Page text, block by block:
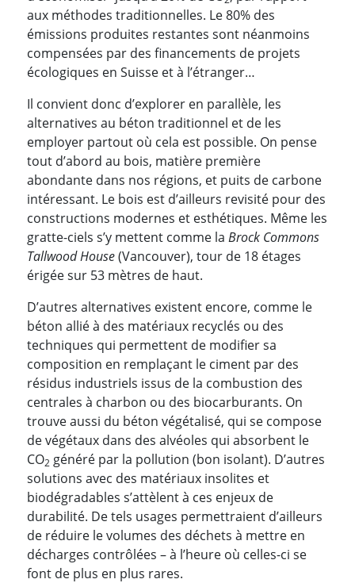
aux méthodes traditionnelles. Le 80% des
émissions produites restantes sont néanmoins
compensées par des financements de projets
écologiques en Suisse et à l’étranger…
Il convient donc d’explorer en parallèle, les
alternatives au béton traditionnel et de les
employer partout où cela est possible. On pense
tout d’abord au bois, matière première
abondante dans nos régions, et puits de carbone
intéressant. Le bois est d’ailleurs revisité pour des
constructions modernes et esthétiques. Même les
gratte-ciels s’y mettent comme la Brock Commons
Tallwood House(Vancouver), tour de 18 étages
érigée sur 53 mètres de haut.
D’autres alternatives existent encore, comme le
béton allié à des matériaux recyclés ou des
techniques qui permettent de modifier sa
composition en remplaçant le ciment par des
résidus industriels issus de la combustion des
centrales à charbon ou des biocarburants. On
trouve aussi du béton végétalisé, qui se compose
de végétaux dans des alvéoles qui absorbent le
CO2 généré par la pollution (bon isolant). D’autres
solutions avec des matériaux insolites et
biodégradables s’attèlent à ces enjeux de
durabilité. De tels usages permettraient d’ailleurs
de réduire le volumes des déchets à mettre en
décharges contrôlées – à l’heure où celles-ci se
font de plus en plus rares.